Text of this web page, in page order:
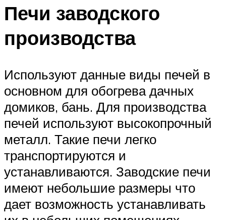
Печи заводского
производства
Используют данные виды печей в
основном для обогрева дачных
домиков, бань. Для производства
печей используют высокопрочный
металл. Такие печи легко
транспортируются и
устанавливаются. Заводские печи
имеют небольшие размеры что
дает возможность устанавливать